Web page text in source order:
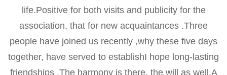
life.Positive for both visits and publicity for the
association, that for new acquaintances .Three
people have joined us recently ,why these five days
together, have served to establishI hope long-lasting
friendships .The harmony is there, the will as well.A